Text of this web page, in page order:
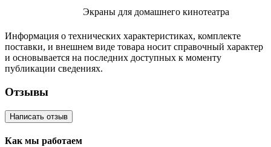
Экраны для домашнего кинотеатра
Информация о технических характеристиках, комплекте
поставки, и внешнем виде товара носит справочный характер
и основывается на последних доступных к моменту
публикации сведениях.
Отзывы
Написать отзыв
Как мы работаем